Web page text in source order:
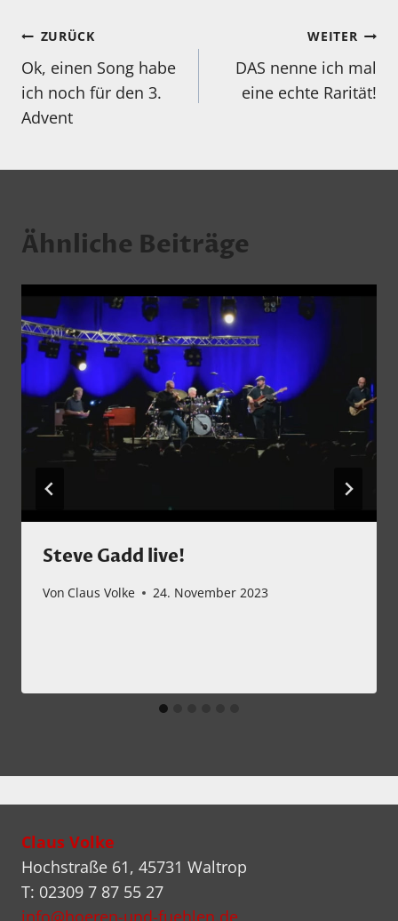
Beitragsnavigation
ZURÜCK
Ok, einen Song habe
ich noch für den 3.
Advent
WEITER
DAS nenne ich mal
eine echte Rarität!
Ähnliche Beiträge
Steve Gadd live!
Von Claus Volke 24. November 2023
Claus Volke
Hochstraße 61, 45731 Waltrop
T: 02309 7 87 55 27